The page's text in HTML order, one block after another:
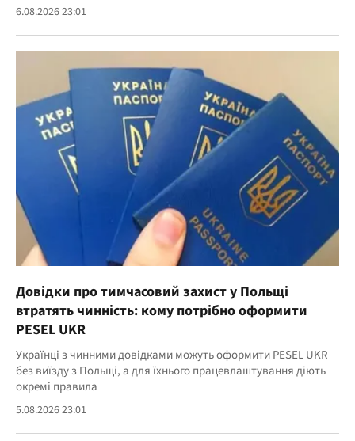
6.08.2026 23:01
Довідки про тимчасовий захист у Польщі
втратять чинність: кому потрібно оформити
PESEL UKR
Українці з чинними довідками можуть оформити PESEL UKR
без виїзду з Польщі, а для їхнього працевлаштування діють
окремі правила
5.08.2026 23:01